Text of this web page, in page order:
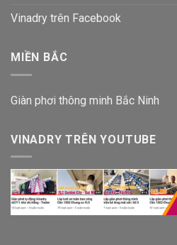
Vinadry trên Facebook
MIỀN BẮC
Giàn phơi thông minh Bắc Ninh
VINADRY TRÊN YOUTUBE